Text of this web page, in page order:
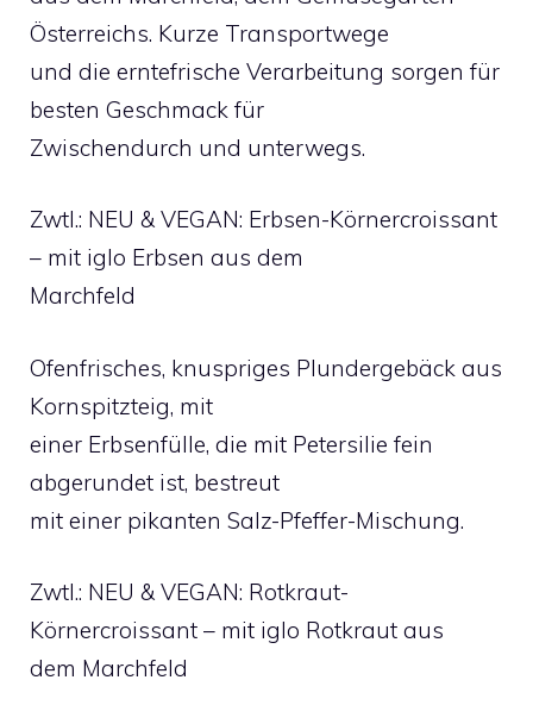
Österreichs. Kurze Transportwege
und die erntefrische Verarbeitung sorgen für
besten Geschmack für
Zwischendurch und unterwegs.
Zwtl.: NEU & VEGAN: Erbsen-Körnercroissant
– mit iglo Erbsen aus dem
Marchfeld
Ofenfrisches, knuspriges Plundergebäck aus
Kornspitzteig, mit
einer Erbsenfülle, die mit Petersilie fein
abgerundet ist, bestreut
mit einer pikanten Salz-Pfeffer-Mischung.
Zwtl.: NEU & VEGAN: Rotkraut-
Körnercroissant – mit iglo Rotkraut aus
dem Marchfeld